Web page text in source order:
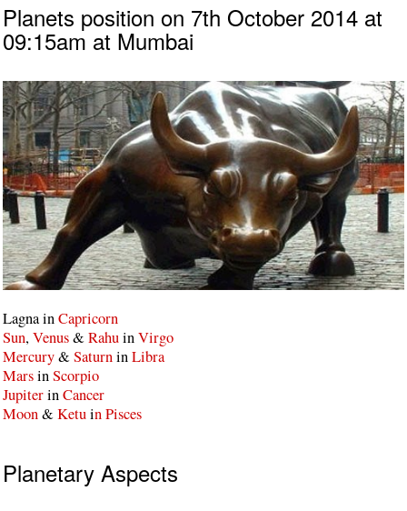
Planets position on 7th October 2014 at
09:15am at Mumbai
Lagna inCapricorn
Sun,Venus&RahuinVirgo
Mercury&SaturninLibra
MarsinScorpio
JupiterinCancer
Moon&Ketuin Pisces
Planetary Aspects